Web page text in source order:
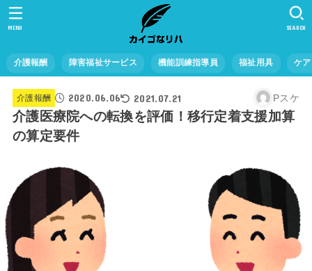
介護報酬 障害福祉サービス 機能訓練指導員 福祉用具 ケア
SEARCH
MENU
介護報酬 2020.06.06 2021.07.21 Pスケ
介護医療院への転換を評価！移行定着支援加算
の算定要件